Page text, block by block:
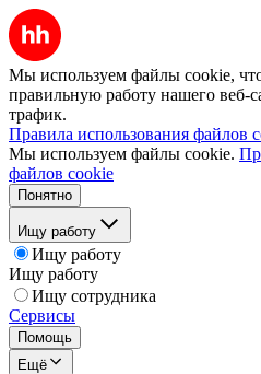
Мы используем файлы cookie,
правильную работу нашего веб-
трафик.
Правила использования файлов
Мы используем файлы cookie.
файлов cookie
Понятно
Ищу работу
Ищу работу
Ищу работу
Ищу сотрудника
Сервисы
Помощь
Ещё